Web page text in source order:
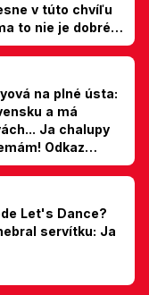
v túto chvíľu
to nie je dobré,
na plné ústa:
a má
Ja chalupy
Odkaz
Let's Dance?
servítku: Ja